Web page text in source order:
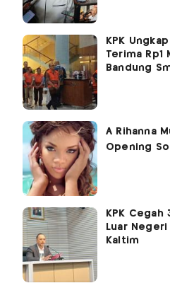
KPK
Terima Rp1
Bandung
KPK
Luar
Kaltim